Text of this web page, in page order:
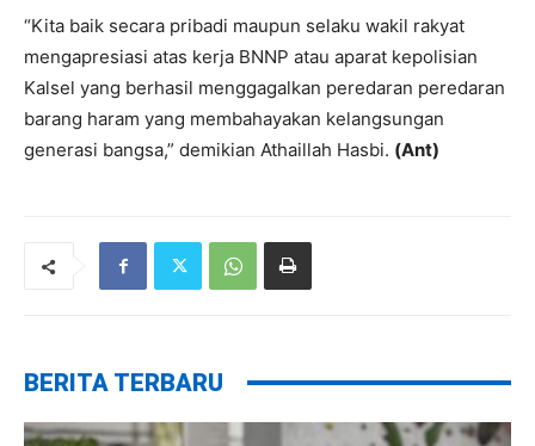
“Kita baik secara pribadi maupun selaku wakil rakyat
mengapresiasi atas kerja BNNP atau aparat kepolisian
Kalsel yang berhasil menggagalkan peredaran peredaran
barang haram yang membahayakan kelangsungan
generasi bangsa,” demikian Athaillah Hasbi. (Ant)
BERITA TERBARU